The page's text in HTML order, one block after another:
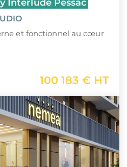
Interlude Pessac
et fonctionnel au cœur
100 183 € HT